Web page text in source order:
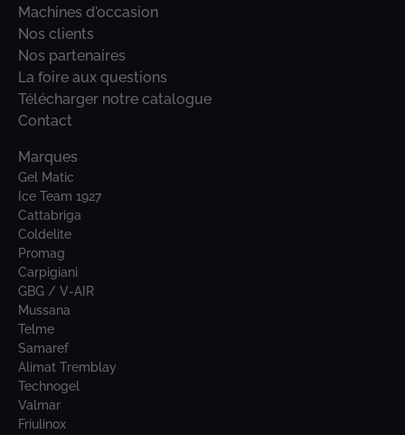
Machines d'occasion
Nos clients
Nos partenaires
La foire aux questions
Télécharger notre catalogue
Contact
Marques
Gel Matic
Ice Team 1927
Cattabriga
Coldelite
Promag
Carpigiani
GBG / V-AIR
Mussana
Telme
Samaref
Alimat Tremblay
Technogel
Valmar
Friulinox